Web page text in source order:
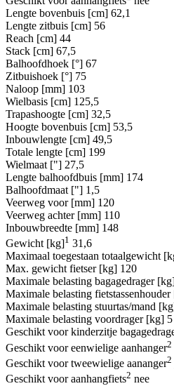
Lengte bovenbuis [cm] 62,1
Lengte zitbuis [cm] 56
Reach [cm] 44
Stack [cm] 67,5
Balhoofdhoek [°] 67
Zitbuishoek [°] 75
Naloop [mm] 103
Wielbasis [cm] 125,5
Trapashoogte [cm] 32,5
Hoogte bovenbuis [cm] 53,5
Inbouwlengte [cm] 49,5
Totale lengte [cm] 199
Wielmaat ["] 27,5
Lengte balhoofdbuis [mm] 174
Balhoofdmaat ["] 1,5
Veerweg voor [mm] 120
Veerweg achter [mm] 110
Inbouwbreedte [mm] 148
Gewicht [kg]1 31,6
Maximaal toegestaan totaalgewicht
Max. gewicht fietser [kg] 120
Maximale belasting bagagedrager
Maximale belasting
Maximale belasting stuurtas/mand
Maximale belasting voordrager [kg] 5
Geschikt voor kinderzitje
Geschikt voor eenwielige aanhanger2
Geschikt voor tweewielige aananger2
Geschikt voor aanhangfiets2 nee